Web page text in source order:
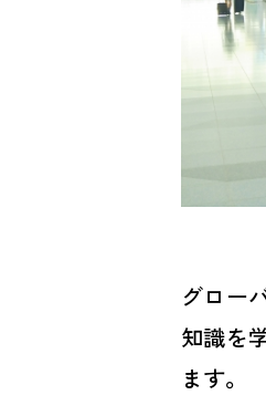
グロー
知識を
ます。